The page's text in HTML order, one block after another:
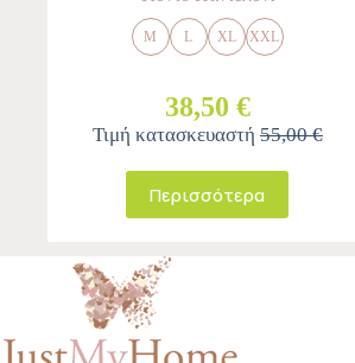
M L XL XXL
38,50 €
Τιμή κατασκευαστή 55,00 €
Περισσότερα